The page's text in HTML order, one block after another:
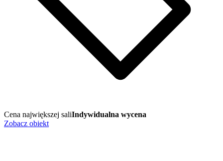
Cena największej saliIndywidualna wycena
Zobacz obiekt